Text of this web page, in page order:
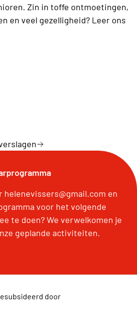
Zin in toffe ontmoetingen,
en veel gezelligheid? Leer ons
helenevissers@gmail.com en
voor het volgende
te doen? We verwelkomen je
geplande activiteiten.
door